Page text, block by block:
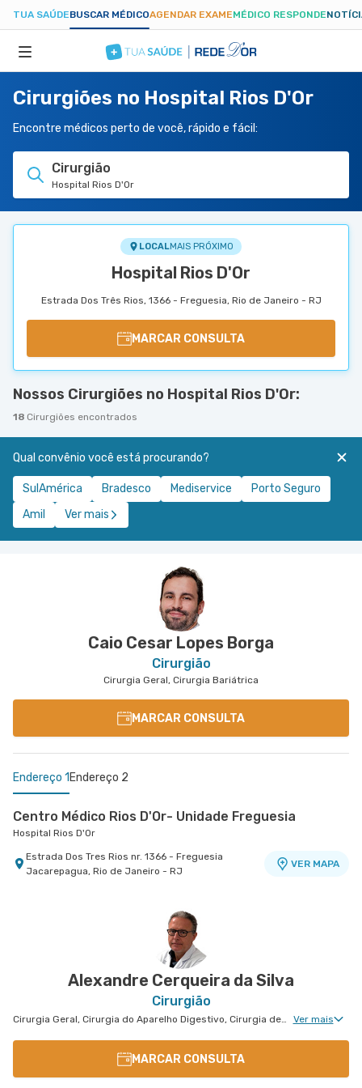
TUA SAÚDEBUSCAR MÉDICOAGENDAR EXAMEMÉDICO RESPONDE
ESPECIALIDADES
HOSPITAIS
TUASAUDE.COM
Cirurgiões no Hospital Rios D'Or
Encontre médicos perto de você, rápido e fácil:
Cirurgião
Hospital Rios D'Or
LOCALMAIS PRÓXIMO
Hospital Rios D'Or
Estrada Dos Três Rios, 1366 - Freguesia, Rio de Janeiro - RJ
MARCAR CONSULTA
Nossos Cirurgiões no Hospital Rios D'Or:
18 Cirurgiões encontrados
Qual convênio você está procurando?
SulAmérica Bradesco Mediservice
Porto Seguro
Amil
Ver mais
Caio Cesar Lopes Borga
Cirurgião
Cirurgia Geral, Cirurgia Bariátrica
MARCAR CONSULTA
Endereço 1 Endereço 2
Centro Médico Rios D'Or- Unidade Freguesia
Hospital Rios D'Or
Estrada Dos Tres Rios nr. 1366 - Freguesia
Jacarepagua, Rio de Janeiro - RJ
VER MAPA
Rua do Capelao nr. 137 - Padre Miguel, Rio de
Alexandre Cerqueira da Silva
Cirurgião
Cirurgia Geral, Cirurgia do Aparelho Digestivo, Cirurgia de Fígado, Cirurgia Oncológica, Hepatologia, Cirurgia Oncológica do Aparelho Digestivo Ver mais
MARCAR CONSULTA